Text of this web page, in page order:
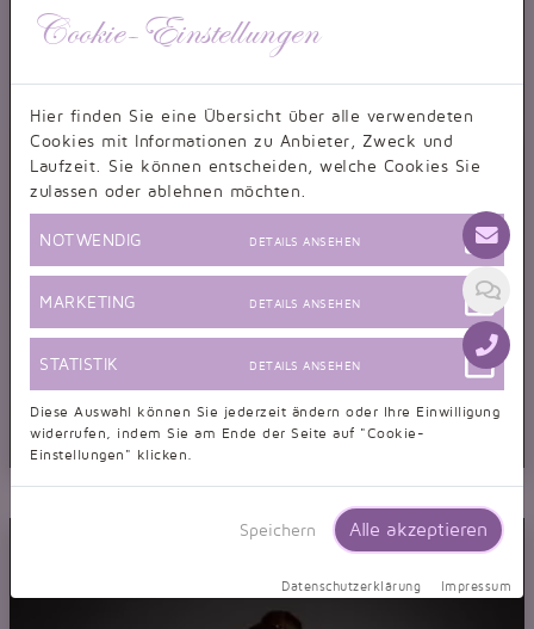
Prinzessin Strass Glitzer Tüll Spitze Schleppe voluminös
Cookie-Einstellungen
Hier finden Sie eine Übersicht über alle verwendeten
Cookies mit Informationen zu Anbieter, Zweck und
Laufzeit. Sie können entscheiden, welche Cookies Sie
zulassen oder ablehnen möchten.
NOTWENDIG DETAILS ANSEHEN
MARKETING DETAILS ANSEHEN
STATISTIK DETAILS ANSEHEN
Diese Auswahl können Sie jederzeit ändern oder Ihre Einwilligung
widerrufen, indem Sie am Ende der Seite auf "Cookie-
Einstellungen" klicken.
Speichern Alle akzeptieren
Datenschutzerklärung Impressum